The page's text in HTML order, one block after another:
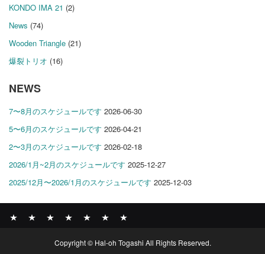
KONDO IMA 21 (2)
News (74)
Wooden Triangle (21)
爆裂トリオ (16)
NEWS
7〜8月のスケジュールです 2026-06-30
5〜6月のスケジュールです 2026-04-21
2〜3月のスケジュールです 2026-02-18
2026/1月~2月のスケジュールです 2025-12-27
2025/12月〜2026/1月のスケジュールです 2025-12-03
RECORDS
PROFILE
Copyright © Hal-oh Togashi All Rights Reserved.